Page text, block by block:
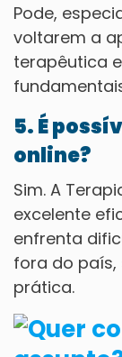
Pode,
voltarem a
terapêutica
5. É
online?
Sim. A
excelente
enfrenta
fora do
prática.